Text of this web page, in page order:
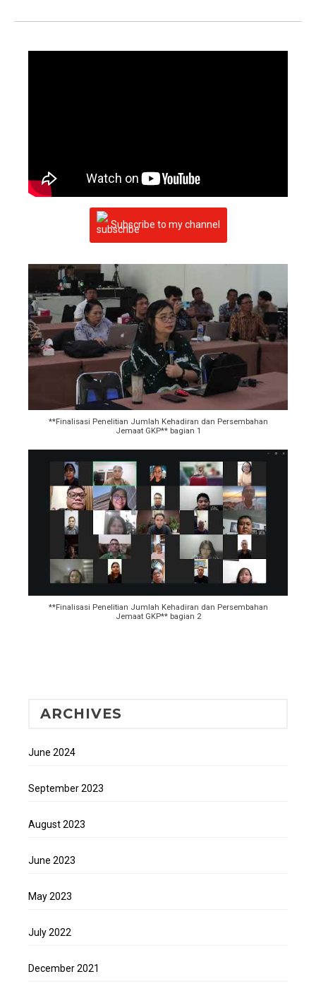
Subscribe to my channel
**Finalisasi Penelitian Jumlah Kehadiran dan Persembahan
Jemaat GKP** bagian 1
**Finalisasi Penelitian Jumlah Kehadiran dan Persembahan
Jemaat GKP** bagian 2
ARCHIVES
June 2024
September 2023
August 2023
June 2023
May 2023
July 2022
December 2021